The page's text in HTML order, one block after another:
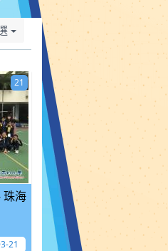
珠海
21
21